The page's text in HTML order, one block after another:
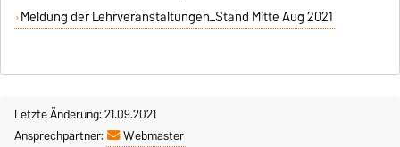
Meldung der Lehrveranstaltungen_Stand Mitte Aug 2021
Letzte Änderung: 21.09.2021
Ansprechpartner:
Webmaster